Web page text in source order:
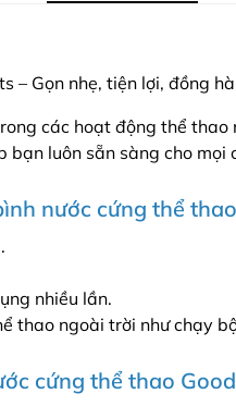
– Gọn nhẹ, tiện lợi, đồng
các hoạt động thể
luôn sẵn sàng cho mọi
nước cứng thể
nhiều lần.
thao ngoài trời như chạy
cứng thể thao